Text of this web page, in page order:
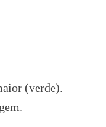
(verde).